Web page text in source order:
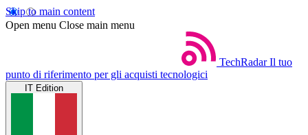
Skip to main content
Open menu Close main menu
TechRadar Il tuo
punto di riferimento per gli acquisti tecnologici
IT Edition